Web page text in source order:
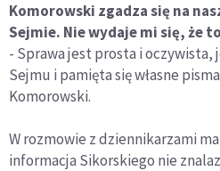
Komorowski zgadza się na
Sejmie. Nie wydaje mi się, że
- Sprawa jest prosta i oczywista,
Sejmu i pamięta się własne
Komorowski.
W rozmowie z dziennikarzami
informacja Sikorskiego nie